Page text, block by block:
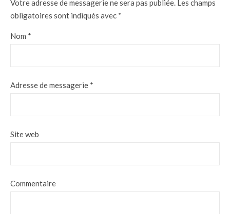
Votre adresse de messagerie ne sera pas publiée. Les champs
obligatoires sont indiqués avec *
Nom *
Adresse de messagerie *
Site web
Commentaire